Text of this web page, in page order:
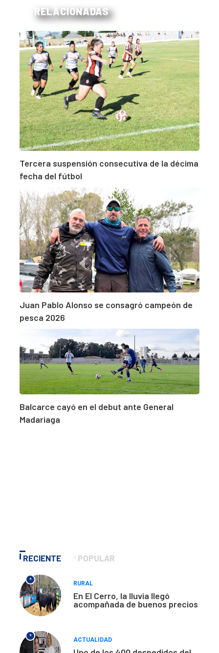
RELACIONADAS
Tercera suspensión consecutiva de la décima
fecha del fútbol
Juan Pablo Alonso se consagró campeón de
pesca 2026
Balcarce cayó en el debut ante General
Madariaga
RECIENTE POPULAR
*
RURAL
En El Cerro, la lluvia llegó
acompañada de buenos precios
*
ACTUALIDAD